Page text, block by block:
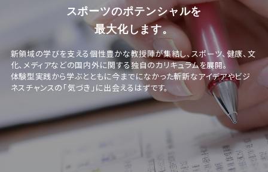
スポーツのポテンシャルを
最大化します。
新領域の学びを支える個性豊かな教授陣が集結し、スポーツ、健康、文
化、メディアなどの国内外に関する独自のカリキュラムを展開。
体験型実践から学ぶとともに今までになかった斬新なアイデアやビジ
ネスチャンスの「気づき」に出会えるはずです。